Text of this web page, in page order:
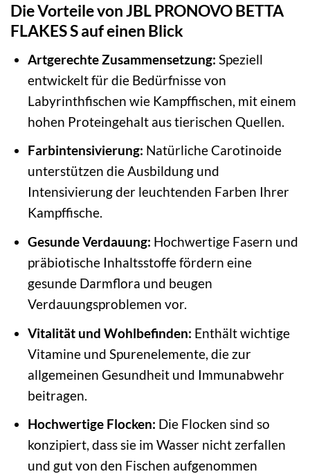
Die Vorteile von JBL PRONOVO BETTA
FLAKES S auf einen Blick
Artgerechte Zusammensetzung: Speziell
entwickelt für die Bedürfnisse von
Labyrinthfischen wie Kampffischen, mit einem
hohen Proteingehalt aus tierischen Quellen.
Farbintensivierung: Natürliche Carotinoide
unterstützen die Ausbildung und
Intensivierung der leuchtenden Farben Ihrer
Kampffische.
Gesunde Verdauung: Hochwertige Fasern und
präbiotische Inhaltsstoffe fördern eine
gesunde Darmflora und beugen
Verdauungsproblemen vor.
Vitalität und Wohlbefinden: Enthält wichtige
Vitamine und Spurenelemente, die zur
allgemeinen Gesundheit und Immunabwehr
beitragen.
Hochwertige Flocken: Die Flocken sind so
konzipiert, dass sie im Wasser nicht zerfallen
und gut von den Fischen aufgenommen